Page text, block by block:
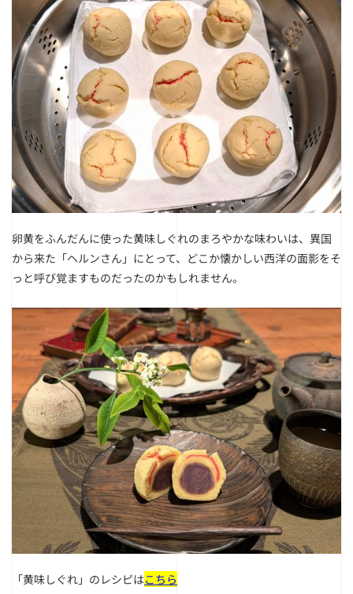
卵黄をふんだんに使った黄味しぐれのまろやかな味わいは、異国
から来た「ヘルンさん」にとって、どこか懐かしい西洋の面影をそ
っと呼び覚ますものだったのかもしれません。
「黄味しぐれ」のレシピはこちら